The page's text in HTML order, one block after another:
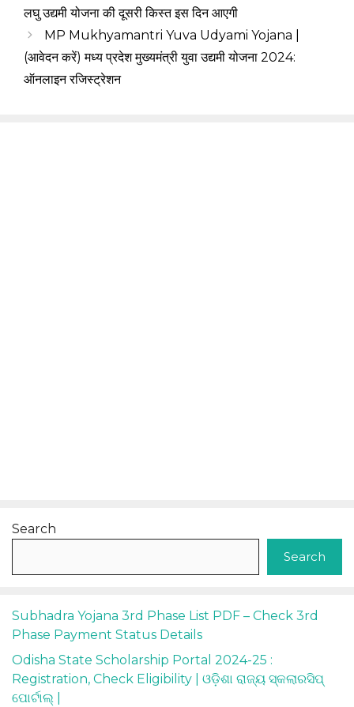
लघु उद्यमी योजना की दूसरी किस्त इस दिन आएगी
MP Mukhyamantri Yuva Udyami Yojana |
(आवेदन करें) मध्य प्रदेश मुख्यमंत्री युवा उद्यमी योजना 2024:
ऑनलाइन रजिस्ट्रेशन
Search
Search
Subhadra Yojana 3rd Phase List PDF – Check 3rd
Phase Payment Status Details
Odisha State Scholarship Portal 2024-25 :
Registration, Check Eligibility | ଓଡ଼ିଶା ରାଜ୍ୟ ସ୍କଲାରସିପ୍
ପୋର୍ଟାଲ୍ |